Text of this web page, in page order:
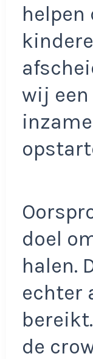
helpen
wij een
doel
halen.
echter
de